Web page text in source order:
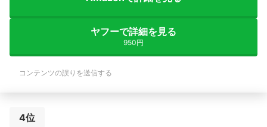
ヤフーで詳細を見る
950円
コンテンツの誤りを送信する
4位